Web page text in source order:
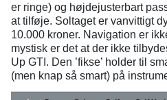
er ringe) og højdejusterbart
at tilføje. Soltaget er vanvittigt
10.000 kroner. Navigation er
mystisk er det at der ikke
Up GTI. Den ’fikse’ holder til
(men knap så smart) på